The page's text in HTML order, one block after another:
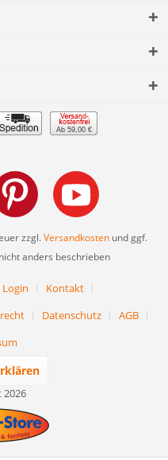
Ab 59,00 €
zzgl.Versandkosten und ggf.
anders beschrieben
Login
Kontakt
Datenschutz
AGB
2026